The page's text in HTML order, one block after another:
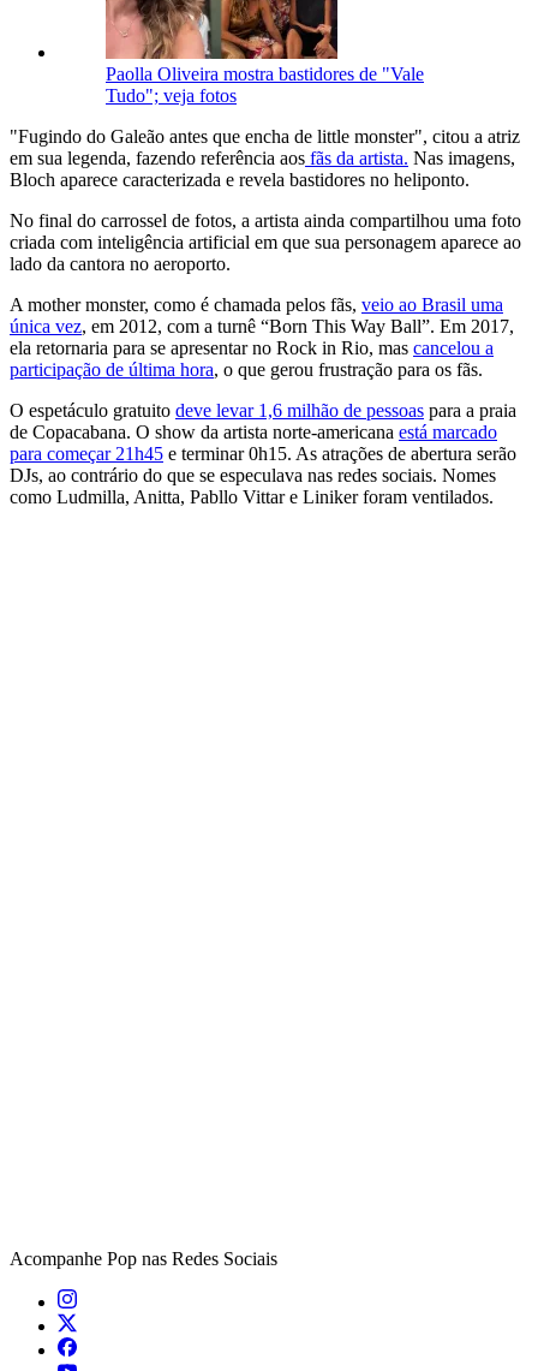
Paolla Oliveira mostra bastidores de "Vale
Tudo"; veja fotos
"Fugindo do Galeão antes que encha de little monster", citou a atriz
em sua legenda, fazendo referência aos fãs da artista. Nas imagens,
Bloch aparece caracterizada e revela bastidores no heliponto.
No final do carrossel de fotos, a artista ainda compartilhou uma foto
criada com inteligência artificial em que sua personagem aparece ao
lado da cantora no aeroporto.
A mother monster, como é chamada pelos fãs, veio ao Brasil uma
única vez, em 2012, com a turnê “Born This Way Ball”. Em 2017,
ela retornaria para se apresentar no Rock in Rio, mas cancelou a
participação de última hora, o que gerou frustração para os fãs.
O espetáculo gratuito deve levar 1,6 milhão de pessoas para a praia
de Copacabana. O show da artista norte-americana está marcado
para começar 21h45 e terminar 0h15. As atrações de abertura serão
DJs, ao contrário do que se especulava nas redes sociais. Nomes
como Ludmilla, Anitta, Pabllo Vittar e Liniker foram ventilados.
Acompanhe Pop nas Redes Sociais